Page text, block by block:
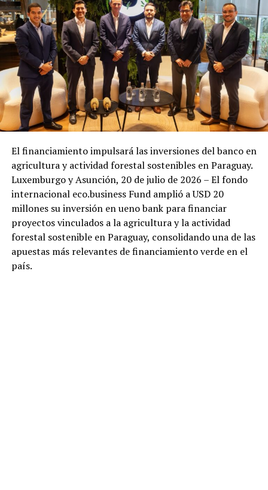
El financiamiento impulsará las inversiones del banco en
agricultura y actividad forestal sostenibles en Paraguay.
Luxemburgo y Asunción, 20 de julio de 2026 – El fondo
internacional eco.business Fund amplió a USD 20
millones su inversión en ueno bank para financiar
proyectos vinculados a la agricultura y la actividad
forestal sostenible en Paraguay, consolidando una de las
apuestas más relevantes de financiamiento verde en el
país.